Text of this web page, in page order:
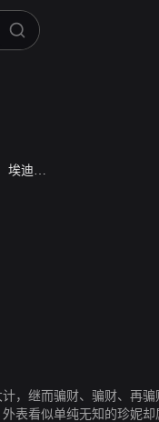
埃迪·艾伯特
，继而骗财、骗财、再
表看似单纯无知的珍妮